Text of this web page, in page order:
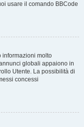
usare il comando BBCode
informazioni molto
globali appaiono in
Utente. La possibilità di
concessi